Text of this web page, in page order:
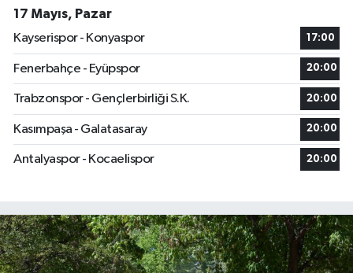
17 Mayıs, Pazar
Kayserispor - Konyaspor
17:00
Fenerbahçe - Eyüpspor 20:00
Trabzonspor - Gençlerbirliği S.K. 20:00
Kasımpaşa - Galatasaray 20:00
Antalyaspor - Kocaelispor 20:00